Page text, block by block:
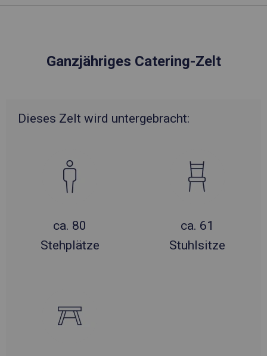
Ganzjähriges Catering-Zelt
Dieses Zelt wird untergebracht:
ca. 80
Stehplätze
ca. 61
Stuhlsitze